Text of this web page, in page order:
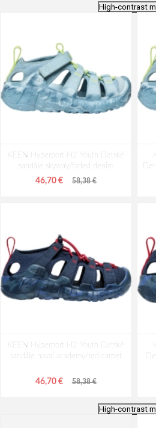
High-contrast
KEEN Hyperport H2 Youth Detské
sandále skyway/faded denim
46,70 € 58,38 €
KEEN Hyperport H2 Youth Detské
sandále naval academy/red carpet
46,70 € 58,38 €
High-contrast